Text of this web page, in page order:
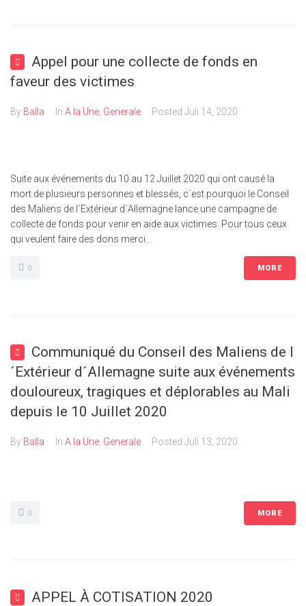
Appel pour une collecte de fonds en
faveur des victimes
By Balla In A la Une Generale Posted Juli 14, 2020
Suite aux événements du 10 au 12 Juillet 2020 qui ont causé la
mort de plusieurs personnes et blessés, c´est pourquoi le Conseil
des Maliens de l´Extérieur d´Allemagne lance une campagne de
collecte de fonds pour venir en aide aux victimes. Pour tous ceux
qui veulent faire des dons merci...
0 MORE
Communiqué du Conseil des Maliens de l
´Extérieur d´Allemagne suite aux événements
douloureux, tragiques et déplorables au Mali
depuis le 10 Juillet 2020
By Balla In A la Une Generale Posted Juli 13, 2020
0 MORE
APPEL À COTISATION 2020